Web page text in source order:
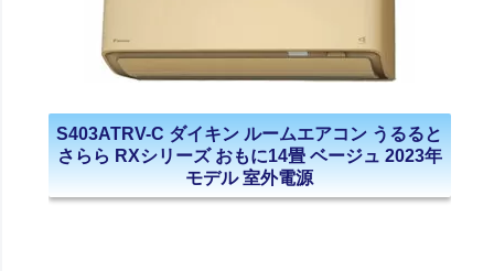
S403ATRV-C ダイキン ルームエアコン うるると
さらら RXシリーズ おもに14畳 ベージュ 2023年
モデル 室外電源